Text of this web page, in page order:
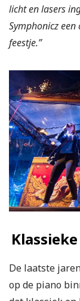
licht en lasers
Symphonicz
feestje.”
De laatste
op de piano